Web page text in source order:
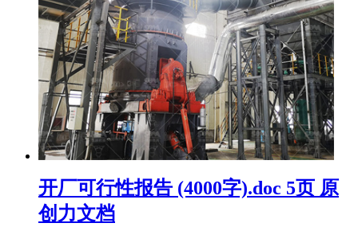
开厂可行性报告 (4000字).doc 5页 原
创力文档